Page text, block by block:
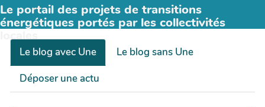
Le portail des projets de transitions
énergétiques portés par les collectivités
locales
Le blog avec Une
Le blog sans Une
Déposer une actu